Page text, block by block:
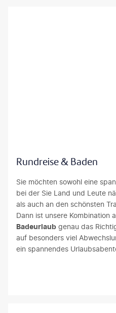
Rundreise & Baden
Sie möchten sowohl eine
bei der Sie Land und Leute
als auch an den schönsten
Dann ist unsere Kombination
Badeurlaub genau das
auf besonders viel
ein spannendes